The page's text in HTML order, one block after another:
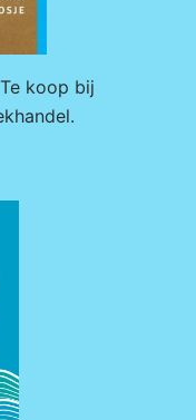
koop bij